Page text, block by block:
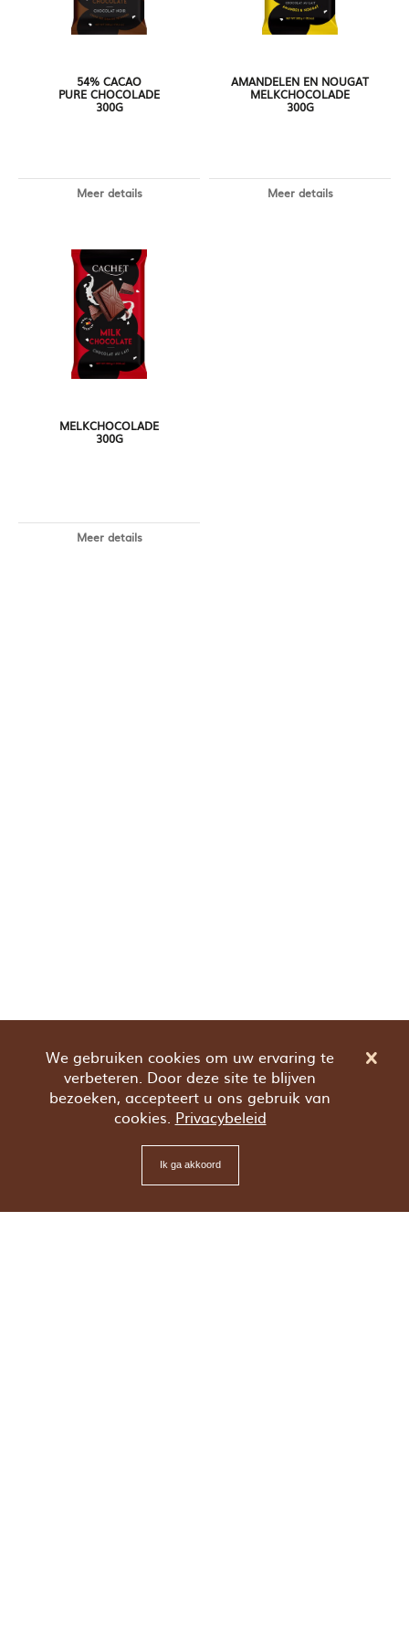
54% CACAO
PURE CHOCOLADE
300G
Meer details
AMANDELEN EN NOUGAT
MELKCHOCOLADE
300G
Meer details
MELKCHOCOLADE
300G
Meer details
We gebruiken cookies om uw ervaring te
verbeteren. Door deze site te blijven
bezoeken, accepteert u ons gebruik van
cookies. Privacybeleid
Ik ga akkoord